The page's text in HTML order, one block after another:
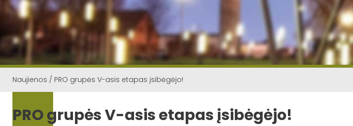
Naujienos / PRO grupės V-asis etapas įsibėgėjo!
PRO grupės V-asis etapas įsibėgėjo!